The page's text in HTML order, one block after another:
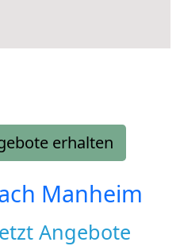
erhalten
Manheim
Angebote